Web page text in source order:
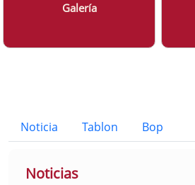
Galería
Noticia Tablon Bop
Button
Noticias